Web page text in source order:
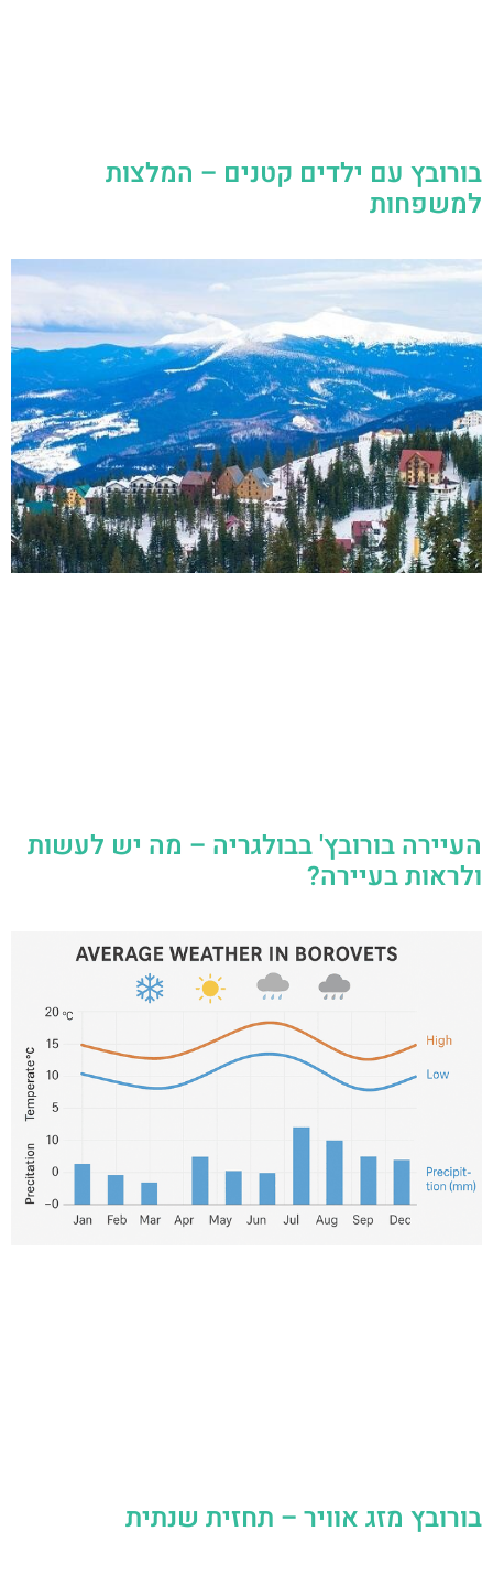
בורובץ עם ילדים קטנים – המלצות
למשפחות
העיירה בורובץ' בבולגריה – מה יש לעשות
ולראות בעיירה?
בורובץ מזג אוויר – תחזית שנתית